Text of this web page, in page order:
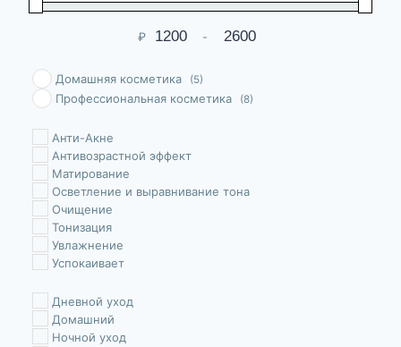
₽ -
Домашняя косметика (5)
Профессиональная косметика (8)
Анти-Акне
Антивозрастной эффект
Матирование
Осветление и выравнивание тона
Очищение
Тонизация
Увлажнение
Успокаивает
Дневной уход
Домашний
Ночной уход